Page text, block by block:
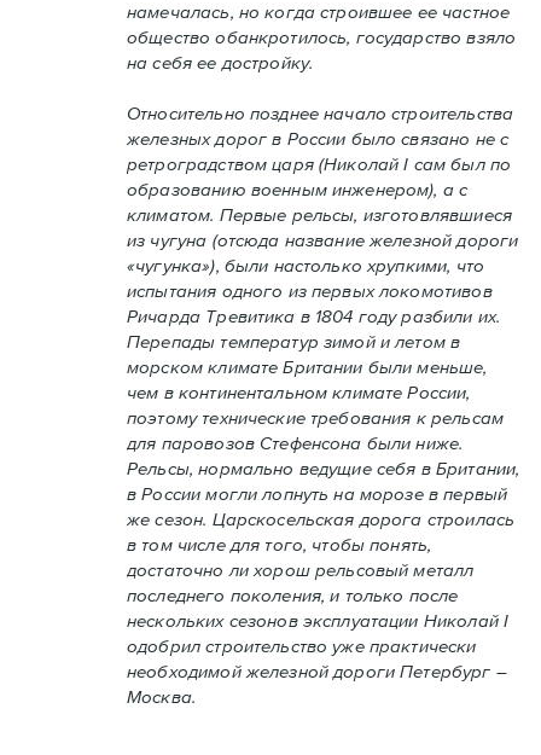
намечалась, но когда строившее ее частное
общество обанкротилось, государство взяло
на себя ее достройку.
Относительно позднее начало строительства
железных дорог в России было связано не с
ретроградством царя (Николай I сам был по
образованию военным инженером), а с
климатом. Первые рельсы, изготовлявшиеся
из чугуна (отсюда название железной дороги
«чугунка»), были настолько хрупкими, что
испытания одного из первых локомотивов
Ричарда Тревитика в 1804 году разбили их.
Перепады температур зимой и летом в
морском климате Британии были меньше,
чем в континентальном климате России,
поэтому технические требования к рельсам
для паровозов Стефенсона были ниже.
Рельсы, нормально ведущие себя в Британии,
в России могли лопнуть на морозе в первый
же сезон. Царскосельская дорога строилась
в том числе для того, чтобы понять,
достаточно ли хорош рельсовый металл
последнего поколения, и только после
нескольких сезонов эксплуатации Николай I
одобрил строительство уже практически
необходимой железной дороги Петербург –
Москва.